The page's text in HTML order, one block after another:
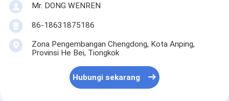
Mr. DONG WENREN
86-18631875186
Zona Pengembangan Chengdong, Kota Anping,
Provinsi He Bei, Tiongkok
Hubungi sekarang